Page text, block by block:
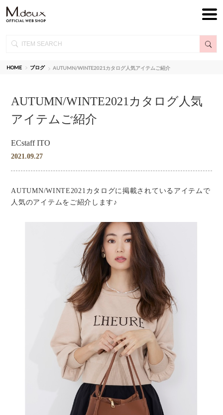
HOME ブログ AUTUMN/WINTE2021カタログ人気アイテムご紹介
AUTUMN/WINTE2021カタログ人気
アイテムご紹介
ECstaff ITO
2021.09.27
AUTUMN/WINTE2021カタログに掲載されているアイテムで
人気のアイテムをご紹介します♪